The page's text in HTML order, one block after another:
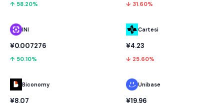
↑ 58.20%
INI
¥0.007276
↑ 50.10%
Biconomy
¥8.07
↓ 31.60%
Cartesi
¥4.23
↓ 25.60%
Unibase
¥19.96